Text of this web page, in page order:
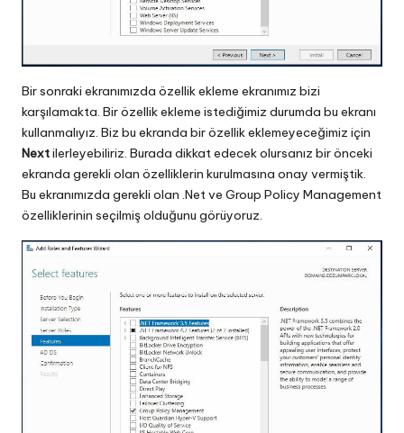
Bir sonraki ekranımızda özellik ekleme ekranımız bizi
karşılamakta. Bir özellik ekleme istediğimiz durumda bu ekranı
kullanmalıyız. Biz bu ekranda bir özellik eklemeyeceğimiz için
Nextilerleyebiliriz. Burada dikkat edecek olursanız bir önceki
ekranda gerekli olan özelliklerin kurulmasına onay vermiştik.
Bu ekranımızda gerekli olan .Net ve Group Policy Management
özelliklerinin seçilmiş olduğunu görüyoruz.